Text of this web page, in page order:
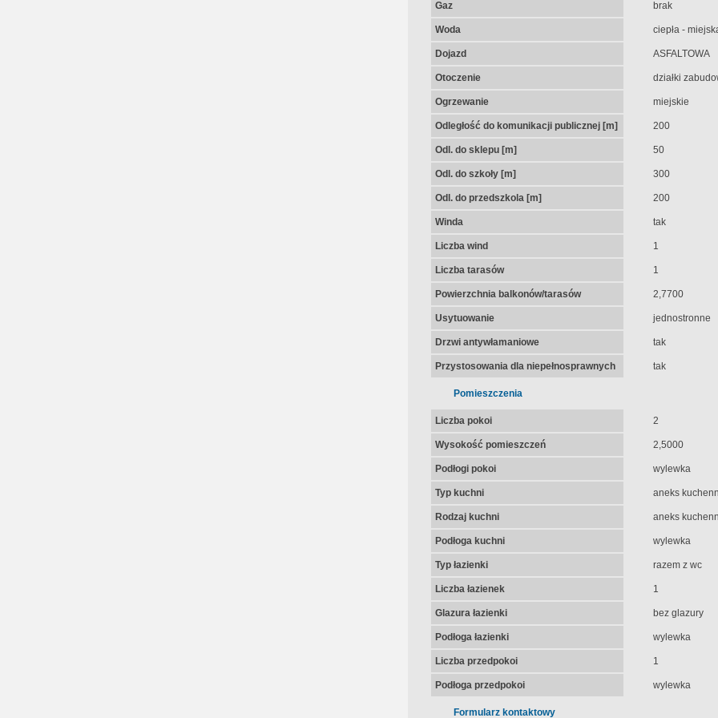
Gaz brak
Woda ciepła -
Dojazd ASFALTOWA
Otoczenie działki
Ogrzewanie miejskie
Odległość do komunikacji publicznej [m] 200
Odl. do sklepu [m] 50
Odl. do szkoły [m] 300
Odl. do przedszkola [m] 200
Winda tak
Liczba wind 1
Liczba tarasów 1
Powierzchnia balkonów/tarasów 2,7700
Usytuowanie jednostronne
Drzwi antywłamaniowe tak
Przystosowania dla niepełnosprawnych tak
Pomieszczenia
Liczba pokoi 2
Wysokość pomieszczeń 2,5000
Podłogi pokoi wylewka
Typ kuchni aneks
Rodzaj kuchni aneks
Podłoga kuchni wylewka
Typ łazienki razem z wc
Liczba łazienek 1
Glazura łazienki bez glazury
Podłoga łazienki wylewka
Liczba przedpokoi 1
Podłoga przedpokoi wylewka
Formularz kontaktowy